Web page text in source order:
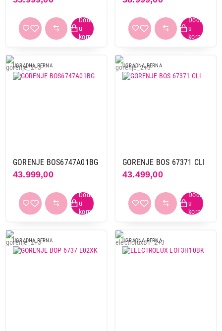
UGRADNA RERNA
GORENJE BOS6747A01BG
43.999,00
UGRADNA RERNA
GORENJE BOS 67371 CLI
43.499,00
UGRADNA RERNA UGRADNA RERNA
45.999,00
Nastavi kupovinu
Završi kupovinu